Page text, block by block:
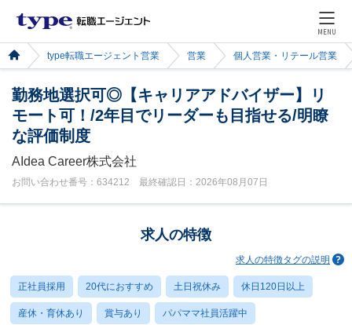
MENU
type転職エージェント営業 営業 個人営業・リテール営業
勤務地選択可◎【キャリアアドバイザー】リ
モート可！/2年目でリーダーも目指せる/明瞭
な評価制度
AIdea Career株式会社
お問い合わせ番号：634212 最終確認日：2026年08月07日
求人の特徴
求人の特徴タグの説明
正社員採用 20代におすすめ 土日祝休み 休日120日以上
産休・育休あり 賞与あり パパママ社員活躍中